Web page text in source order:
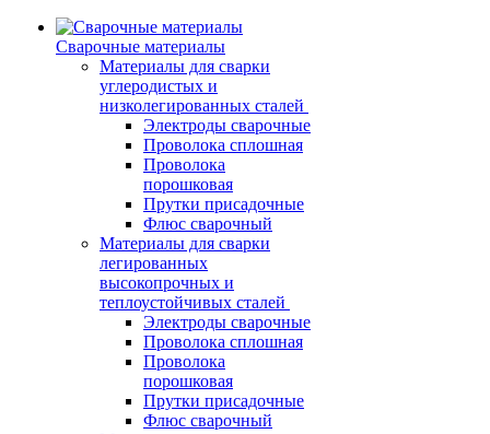
Сварочные материалы
Материалы для сварки
углеродистых и
низколегированных сталей
Электроды сварочные
Проволока сплошная
Проволока
порошковая
Прутки присадочные
Флюс сварочный
Материалы для сварки
легированных
высокопрочных и
теплоустойчивых сталей
Электроды сварочные
Проволока сплошная
Проволока
порошковая
Прутки присадочные
Флюс сварочный